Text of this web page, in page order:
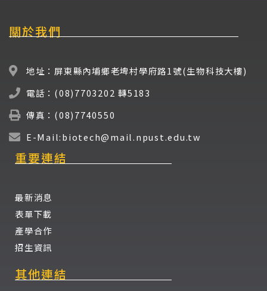
關於我們
地址：屏東縣內埔鄉老埤村學府路1號(生物科技大樓)
電話：(08)7703202 轉5183
傳真：(08)7740550
E-Mail:biotech@mail.npust.edu.tw
重要連結
最新消息
表單下載
產學合作
招生資訊
其他連結